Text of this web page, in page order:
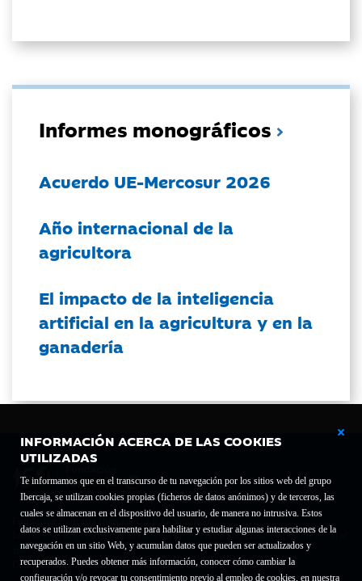
INFORMACIÓN ACERCA DE LAS COOKIES
UTILIZADAS
Te informamos que en el transcurso de tu navegación por los sitios web del grupo
Ibercaja, se utilizan cookies propias (ficheros de datos anónimos) y de terceros, las
cuales se almacenan en el dispositivo del usuario, de manera no intrusiva. Estos
datos se utilizan exclusivamente para habilitar y estudiar algunas interacciones de la
navegación en un sitio Web, y acumulan datos que pueden ser actualizados y
recuperados. Puedes obtener más información, conocer cómo cambiar la
configuración y/o revocar tu consentimiento previo al empleo de cookies, en nuestra
Informes monográficos
Acuerdo UE-Mercosur 2026
Año internacional de la
agricultora
El impacto de la inteligencia
artificial en la agricultura y en la
ganadería
Fundación Bancaria Ibercaja C.I.F. G-50000652.
Inscrita en el Registro de Fundaciones del Mº de Educación, Cultura y Deporte con el nº
1689.
Domicilio social: Joaquín Costa, 13. 50001 Zaragoza.